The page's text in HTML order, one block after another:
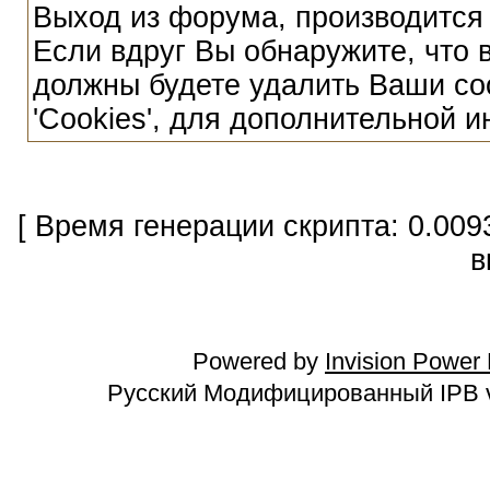
Выход из форума,
Если вдруг Вы обнаружите,
должны будете удалить Ваши
'Cookies', для дополнительной
[ Время генерации скрипта:
Powered by Invision Power
Русский Модифицированный IPB